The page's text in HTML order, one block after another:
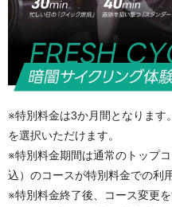
※特別料金は3か月間となります
を選択いただけます。
※特別料金期間は通常のトップ
込）のコースが特別料金での利
※特別料金終了後、コース変更